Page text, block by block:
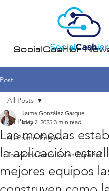
SocialCashier
Post
All Posts
All Post in English
Todos los Artículos en Español
All Posts
Las monedas
la aplicación
mejores equipos
Jaime González Gasque
May 2, 2025 3 min read